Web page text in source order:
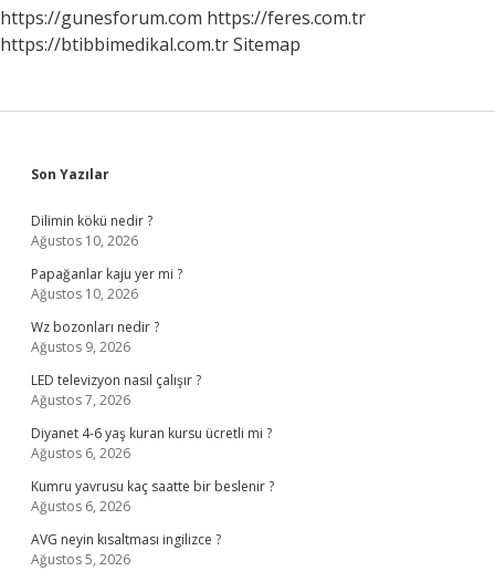
https://gunesforum.com https://feres.com.tr
https://btibbimedikal.com.trSitemap
Sidebar
Son Yazılar
Dilimin kökü nedir ?
Ağustos 10, 2026
Papağanlar kaju yer mi ?
Ağustos 10, 2026
Wz bozonları nedir ?
Ağustos 9, 2026
LED televizyon nasıl çalışır ?
Ağustos 7, 2026
Diyanet 4-6 yaş kuran kursu ücretli mi ?
Ağustos 6, 2026
Kumru yavrusu kaç saatte bir beslenir ?
Ağustos 6, 2026
AVG neyin kısaltması ingilizce ?
Ağustos 5, 2026